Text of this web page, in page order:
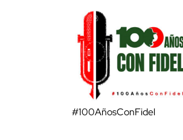
#100AñosConFidel